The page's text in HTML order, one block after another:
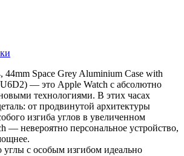
44mm Space Grey Aluminium Case with
— это Apple Watch с абсолютно
технологиями. В этих часах
от продвинутой архитектуры
изгиба углов в увеличенном
— невероятно персональное устройство,
углы с особым изгибом идеально